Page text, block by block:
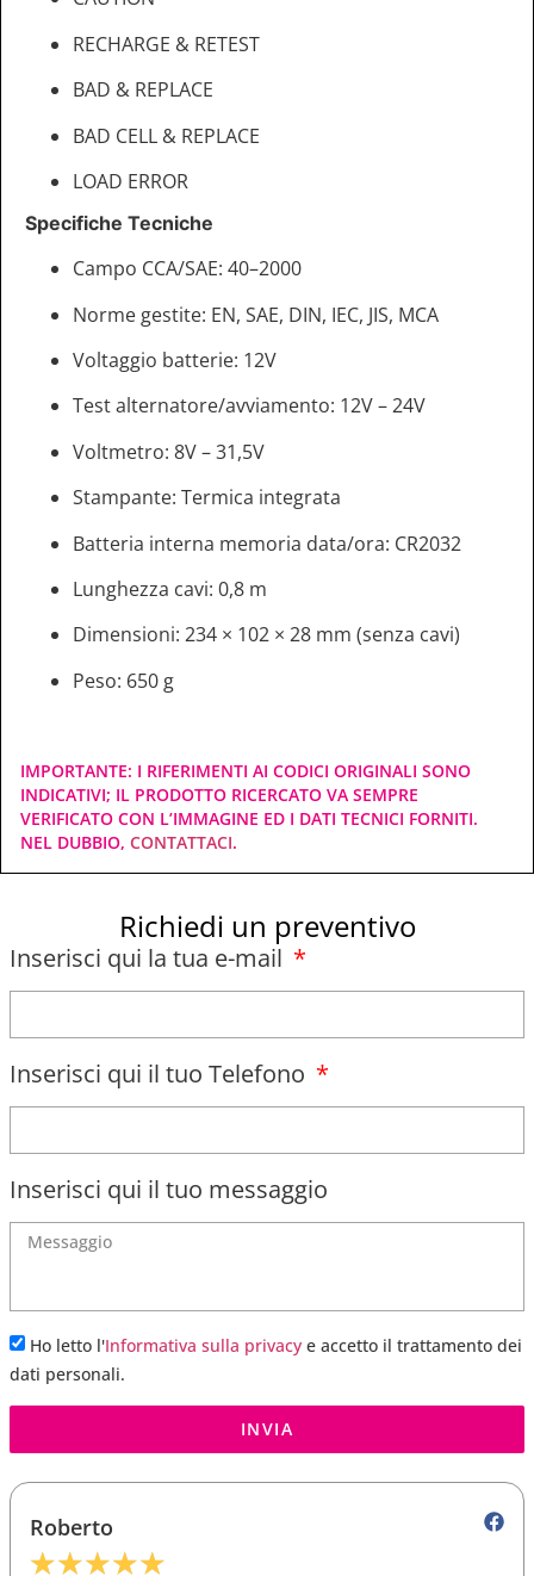
RECHARGE & RETEST
BAD & REPLACE
BAD CELL & REPLACE
LOAD ERROR
Specifiche Tecniche
Campo CCA/SAE: 40–2000
Norme gestite: EN, SAE, DIN, IEC, JIS, MCA
Voltaggio batterie: 12V
Test alternatore/avviamento: 12V – 24V
Voltmetro: 8V – 31,5V
Stampante: Termica integrata
Batteria interna memoria data/ora: CR2032
Lunghezza cavi: 0,8 m
Dimensioni: 234 × 102 × 28 mm (senza cavi)
Peso: 650 g
IMPORTANTE: I RIFERIMENTI AI CODICI ORIGINALI SONO
INDICATIVI; IL PRODOTTO RICERCATO VA SEMPRE
VERIFICATO CON L’IMMAGINE ED I DATI TECNICI FORNITI.
NEL DUBBIO, CONTATTACI.
Richiedi un preventivo
Inserisci qui la tua e-mail
Inserisci qui il tuo Telefono
Inserisci qui il tuo messaggio
Ho letto l'Informativa sulla privacy e accetto il trattamento dei
dati personali.
INVIA
Roberto
★★★★★